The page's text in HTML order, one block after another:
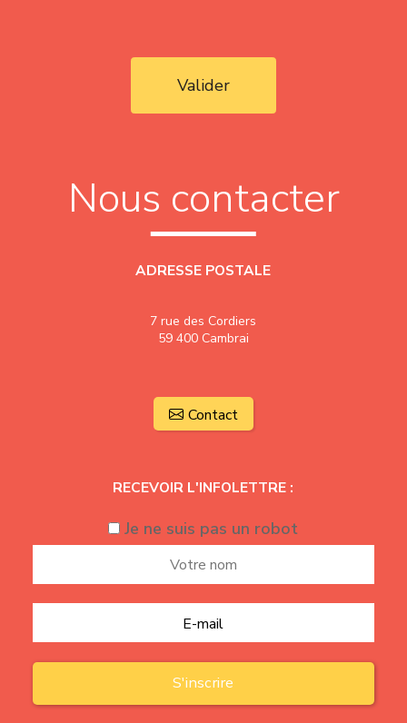
Valider
Nous contacter
ADRESSE POSTALE
7 rue des Cordiers
59 400 Cambrai
Contact
RECEVOIR L'INFOLETTRE :
Je ne suis pas un robot